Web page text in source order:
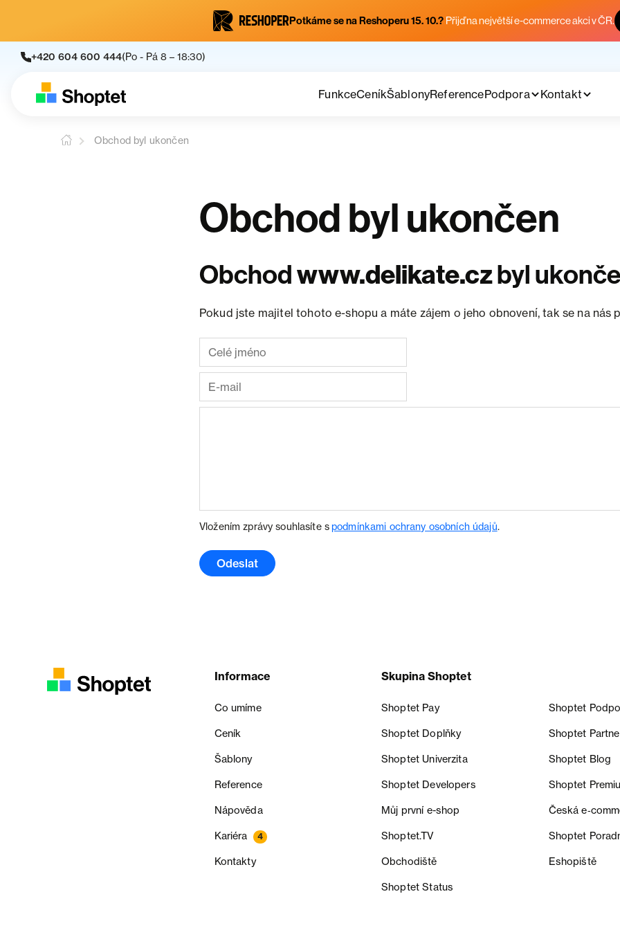
Potkáme se na Reshoperu 15. 10.? Přijď na největší e-commerce akci v ČR.
+420 604 600 444(Po - Pá 8 – 18:30)
FunkceCeníkŠablonyReferencePodpora Kontakt
Obchod byl ukončen
Obchod byl ukončen
Obchodwww.delikate.czbyl
Pokud jste majitel tohoto e-shopu a máte zájem o jeho obnovení, tak se na nás
Vložením zprávy souhlasíte spodmínkami ochrany osobních údajů.
Odeslat
Informace
Co umíme
Ceník
Šablony
Reference
Nápověda
Kariéra 4
Kontakty
Skupina Shoptet
Shoptet Pay Shoptet
Shoptet Doplňky Shoptet
Shoptet Univerzita Shoptet Blog
Shoptet Developers Shoptet
Můj první e-shop Česká
Shoptet.TV Shoptet
Obchodiště Eshopiště
Shoptet Status